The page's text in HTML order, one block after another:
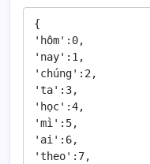
{
'hôm':0,
'nay':1,
'chúng':2,
'ta':3,
'học':4,
'mì':5,
'ai':6,
'theo':7,